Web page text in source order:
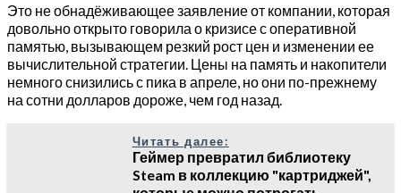
Это не обнадёживающее заявление от компании, которая
довольно открыто говорила о кризисе с оперативной
памятью, вызывающем резкий рост цен и изменении ее
вычислительной стратегии. Цены на память и накопители
немного снизились с пика в апреле, но они по-прежнему
на сотни долларов дороже, чем год назад.
Читать далее:
Геймер превратил библиотеку
Steam в коллекцию "картриджей",